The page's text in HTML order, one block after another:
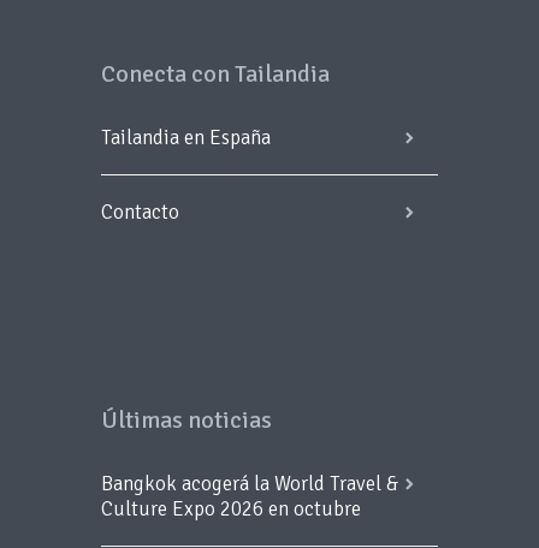
Conecta con Tailandia
Tailandia en España
Contacto
Últimas noticias
Bangkok acogerá la World Travel &
Culture Expo 2026 en octubre